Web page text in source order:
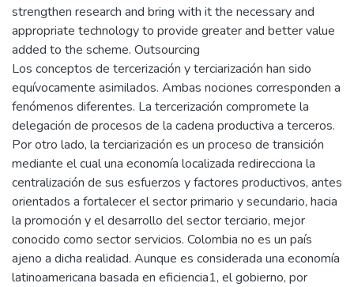
strengthen research and bring with it the necessary and
appropriate technology to provide greater and better value
added to the scheme. Outsourcing
Los conceptos de tercerización y terciarización han sido
equívocamente asimilados. Ambas nociones corresponden a
fenómenos diferentes. La tercerización compromete la
delegación de procesos de la cadena productiva a terceros.
Por otro lado, la terciarización es un proceso de transición
mediante el cual una economía localizada redirecciona la
centralización de sus esfuerzos y factores productivos, antes
orientados a fortalecer el sector primario y secundario, hacia
la promoción y el desarrollo del sector terciario, mejor
conocido como sector servicios. Colombia no es un país
ajeno a dicha realidad. Aunque es considerada una economía
latinoamericana basada en eficiencia1, el gobierno, por